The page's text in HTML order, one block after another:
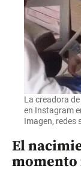
La creadora
en Instagram
Imagen, redes
El